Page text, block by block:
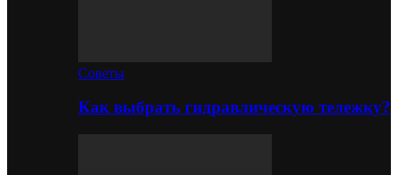
Советы
Как выбрать гидравлическую тележку?